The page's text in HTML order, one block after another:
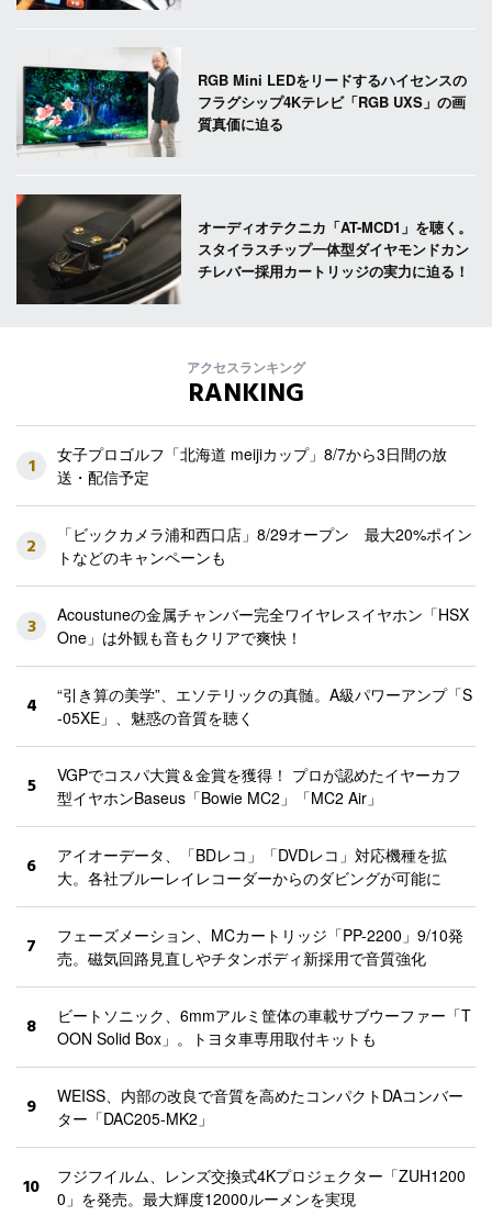
RGB Mini LEDをリードするハイセンスの
フラグシップ4Kテレビ「RGB UXS」の画
質真価に迫る
オーディオテクニカ「AT-MCD1」を聴く。
スタイラスチップ一体型ダイヤモンドカン
チレバー採用カートリッジの実力に迫る！
アクセスランキング
RANKING
1
女子プロゴルフ「北海道 meijiカップ」8/7から3日間の放
送・配信予定
2
「ビックカメラ浦和西口店」8/29オープン 最大20%ポイン
トなどのキャンペーンも
3
Acoustuneの金属チャンバー完全ワイヤレスイヤホン「HSX
One」は外観も音もクリアで爽快！
4
“引き算の美学”、エソテリックの真髄。A級パワーアンプ「S
-05XE」、魅惑の音質を聴く
5
VGPでコスパ大賞＆金賞を獲得！ プロが認めたイヤーカフ
型イヤホンBaseus「Bowie MC2」「MC2 Air」
6
アイオーデータ、「BDレコ」「DVDレコ」対応機種を拡
大。各社ブルーレイレコーダーからのダビングが可能に
7
フェーズメーション、MCカートリッジ「PP-2200」9/10発
売。磁気回路見直しやチタンボディ新採用で音質強化
8
ビートソニック、6mmアルミ筐体の車載サブウーファー「T
OON Solid Box」。トヨタ車専用取付キットも
9
WEISS、内部の改良で音質を高めたコンパクトDAコンバー
ター「DAC205-MK2」
10
フジフイルム、レンズ交換式4Kプロジェクター「ZUH1200
0」を発売。最大輝度12000ルーメンを実現